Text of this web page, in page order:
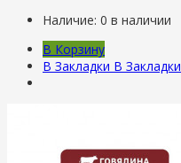
Наличие: 0 в наличии
В Корзину
В Закладки В Закладки